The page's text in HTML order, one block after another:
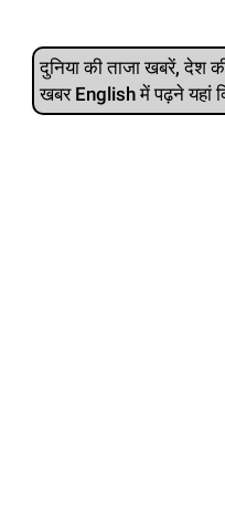
दुनिया की ताजा खबरें, देश
खबर English में पढ़ने